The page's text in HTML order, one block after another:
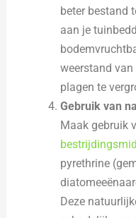
beter bestand
aan je
weerstand
plagen te
Gebruik van
Maak gebruik
pyrethrine
Deze